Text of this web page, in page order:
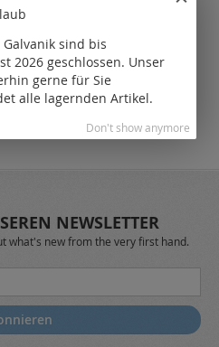
NEWSLETTER
what's new from the very first hand.
sind bis
2026 geschlossen. Unser
gerne für Sie
alle lagernden Artikel.
Don't show anymore